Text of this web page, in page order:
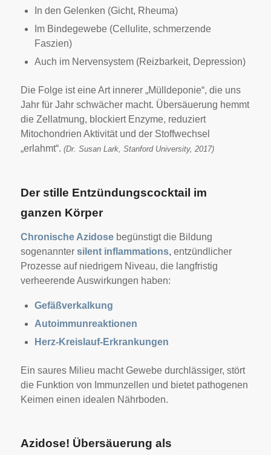
In den Gelenken (Gicht, Rheuma)
Im Bindegewebe (Cellulite, schmerzende
Faszien)
Auch im Nervensystem (Reizbarkeit, Depression)
Die Folge ist eine Art innerer „Mülldeponie“, die uns
Jahr für Jahr schwächer macht. Übersäuerung hemmt
die Zellatmung, blockiert Enzyme, reduziert
Mitochondrien Aktivität und der Stoffwechsel
„erlahmt“. (Dr. Susan Lark, Stanford University, 2017)
Der stille Entzündungscocktail im
ganzen Körper
Chronische Azidosebegünstigt die Bildung
sogenannter silent inflammations, entzündlicher
Prozesse auf niedrigem Niveau, die langfristig
verheerende Auswirkungen haben:
Gefäßverkalkung
Autoimmunreaktionen
Herz-Kreislauf-Erkrankungen
Ein saures Milieu macht Gewebe durchlässiger, stört
die Funktion von Immunzellen und bietet pathogenen
Keimen einen idealen Nährboden.
Azidose! Übersäuerung als